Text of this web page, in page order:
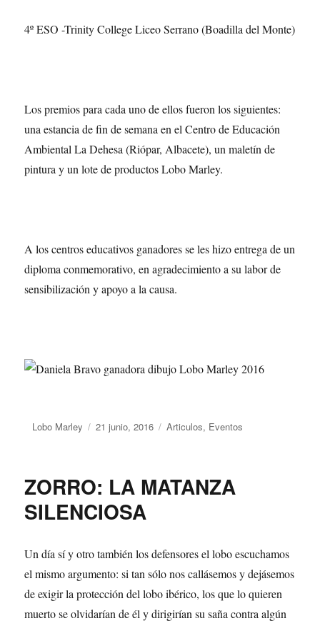
4º ESO -Trinity College Liceo Serrano (Boadilla del Monte)
Los premios para cada uno de ellos fueron los siguientes:
una estancia de fin de semana en el Centro de Educación
Ambiental La Dehesa (Riópar, Albacete), un maletín de
pintura y un lote de productos Lobo Marley.
A los centros educativos ganadores se les hizo entrega de un
diploma conmemorativo, en agradecimiento a su labor de
sensibilización y apoyo a la causa.
Autor
Lobo Marley
Publicado
21 junio, 2016 Categorías
Articulos, Eventos
ZORRO: LA MATANZA
SILENCIOSA
Un día sí y otro también los defensores el lobo escuchamos
el mismo argumento: si tan sólo nos callásemos y dejásemos
de exigir la protección del lobo ibérico, los que lo quieren
muerto se olvidarían de él y dirigirían su saña contra algún